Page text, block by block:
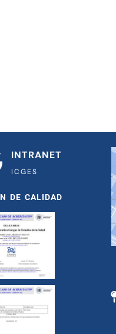
INTRANET
ICGES
DE CALIDAD